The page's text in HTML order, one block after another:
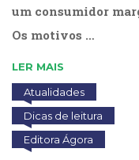
(232)
e
Movimento
Crescimento
Interior
(222)
Criatividade
um consumidor
Os motivos …
LER MAIS
Atualidades
Dicas de leitura
Editora Ágora